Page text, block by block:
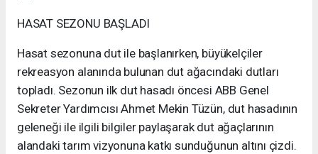
HASAT SEZONU BAŞLADI
Hasat sezonuna dut ile başlanırken, büyükelçiler
rekreasyon alanında bulunan dut ağacındaki dutları
topladı. Sezonun ilk dut hasadı öncesi ABB Genel
Sekreter Yardımcısı Ahmet Mekin Tüzün, dut hasadının
geleneği ile ilgili bilgiler paylaşarak dut ağaçlarının
alandaki tarım vizyonuna katkı sunduğunun altını çizdi.